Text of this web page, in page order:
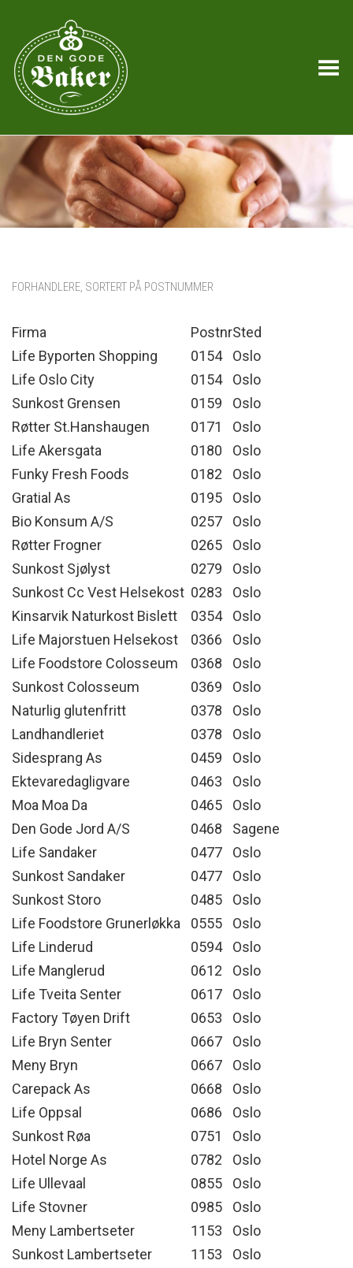
Toggle Menu
FORHANDLERE, SORTERT PÅ POSTNUMMER
Firma PostnrSted
Life Byporten Shopping
0154
Oslo
Life Oslo City
0154
Oslo
Sunkost Grensen
0159
Oslo
Røtter St.Hanshaugen
0171
Oslo
Life Akersgata
0180
Oslo
Funky Fresh Foods
0182
Oslo
Gratial As
0195
Oslo
Bio Konsum A/S
0257
Oslo
Røtter Frogner
0265
Oslo
Sunkost Sjølyst
0279
Oslo
Sunkost Cc Vest Helsekost 0283
Oslo
Kinsarvik Naturkost Bislett
0354
Oslo
Life Majorstuen Helsekost
0366
Oslo
Life Foodstore Colosseum
0368
Oslo
Sunkost Colosseum
0369
Oslo
Naturlig glutenfritt
0378
Oslo
Landhandleriet
0378
Oslo
Sidesprang As
0459
Oslo
Ektevaredagligvare
0463
Oslo
Moa Moa Da
0465
Oslo
Den Gode Jord A/S
0468
Sagene
Life Sandaker
0477
Oslo
Sunkost Sandaker
0477
Oslo
Sunkost Storo
0485
Oslo
Life Foodstore Grunerløkka
0555
Oslo
Life Linderud
0594
Oslo
Life Manglerud
0612
Oslo
Life Tveita Senter
0617
Oslo
Factory Tøyen Drift
0653
Oslo
Life Bryn Senter
0667
Oslo
Meny Bryn
0667
Oslo
Carepack As
0668
Oslo
Life Oppsal
0686
Oslo
Sunkost Røa
0751
Oslo
Hotel Norge As
0782
Oslo
Life Ullevaal
0855
Oslo
Life Stovner
0985
Oslo
Meny Lambertseter
1153
Oslo
Sunkost Lambertseter
1153
Oslo